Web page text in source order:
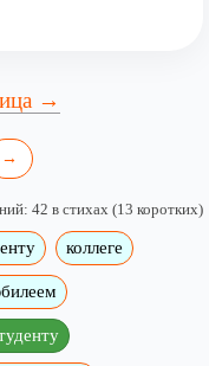
→
→
42 в стихах (13 коротких)
коллеге